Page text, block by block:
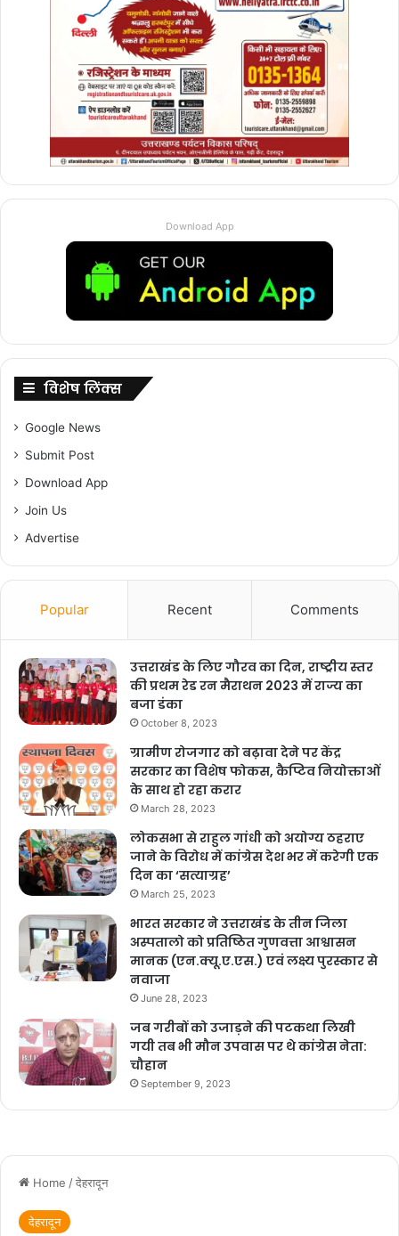
Download App
विशेष लिंक्स
Google News
Submit Post
Download App
Join Us
Advertise
Popular Recent Comments
उत्तराखंड के लिए गौरव का दिन, राष्ट्रीय स्तर
की प्रथम रेड रन मैराथन 2023 में राज्य का
बजा डंका
October 8, 2023
ग्रामीण रोजगार को बढ़ावा देने पर केंद्र
सरकार का विशेष फोकस, कैप्टिव नियोक्ताओं
के साथ हो रहा करार
March 28, 2023
लोकसभा से राहुल गांधी को अयोग्य ठहराए
जाने के विरोध में कांग्रेस देश भर में करेगी एक
दिन का ‘सत्याग्रह’
March 25, 2023
भारत सरकार ने उत्तराखंड के तीन जिला
अस्पतालो को प्रतिष्ठित गुणवत्ता आश्वासन
मानक (एन.क्यू.ए.एस.) एवं लक्ष्य पुरस्कार से
नवाजा
June 28, 2023
जब गरीबों को उजाड़ने की पटकथा लिखी
गयी तब भी मौन उपवास पर थे कांग्रेस नेता:
चौहान
September 9, 2023